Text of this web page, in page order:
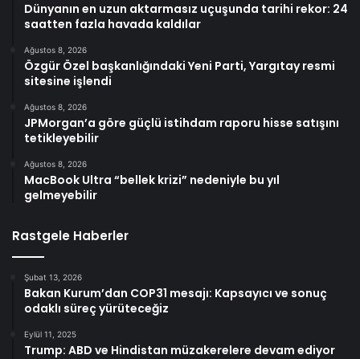
Dünyanın en uzun aktarmasız uçuşunda tarihi rekor: 24
saatten fazla havada kaldılar
Ağustos 8, 2026
Özgür Özel başkanlığındaki Yeni Parti, Yargıtay resmi
sitesine işlendi
Ağustos 8, 2026
JPMorgan’a göre güçlü istihdam raporu hisse satışını
tetikleyebilir
Ağustos 8, 2026
MacBook Ultra “bellek krizi” nedeniyle bu yıl
gelmeyebilir
Rastgele Haberler
Şubat 13, 2026
Bakan Kurum’dan COP31 mesajı: Kapsayıcı ve sonuç
odaklı süreç yürüteceğiz
Eylül 11, 2025
Trump: ABD ve Hindistan müzakerelere devam ediyor